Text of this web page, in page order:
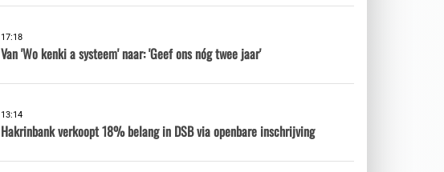
17:18
Van 'Wo kenki a systeem' naar: 'Geef ons nóg twee jaar'
13:14
Hakrinbank verkoopt 18% belang in DSB via openbare inschrijving